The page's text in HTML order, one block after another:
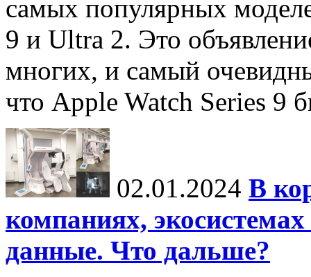
самых популярных
9 и Ultra 2. Это
многих, и самый
что Apple Watch Series 9
02.01.2024 В
компаниях,
данные. Что дальше?